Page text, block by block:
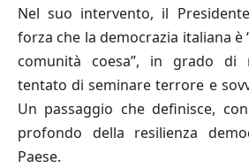
Nel suo intervento, il
forza che la democrazia italiana è
comunità coesa”, in grado di
tentato di seminare terrore e
Un passaggio che definisce,
profondo della resilienza
Paese.